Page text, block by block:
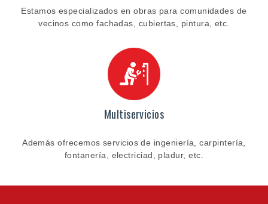
Estamos especializados en obras para comunidades de
vecinos como fachadas, cubiertas, pintura, etc.
Multiservicios
Además ofrecemos servicios de ingeniería, carpintería,
fontanería, electriciad, pladur, etc.